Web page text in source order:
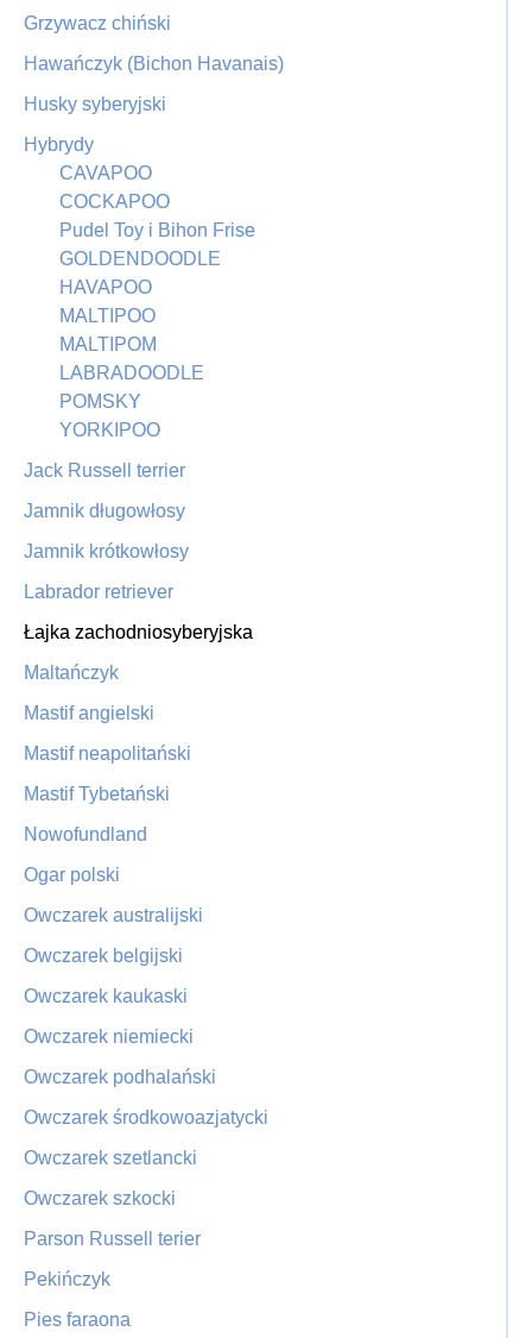
Grzywacz chiński
Hawańczyk (Bichon Havanais)
Husky syberyjski
Hybrydy
CAVAPOO
COCKAPOO
Pudel Toy i Bihon Frise
GOLDENDOODLE
HAVAPOO
MALTIPOO
MALTIPOM
LABRADOODLE
POMSKY
YORKIPOO
Jack Russell terrier
Jamnik długowłosy
Jamnik krótkowłosy
Labrador retriever
Łajka zachodniosyberyjska
Maltańczyk
Mastif angielski
Mastif neapolitański
Mastif Tybetański
Nowofundland
Ogar polski
Owczarek australijski
Owczarek belgijski
Owczarek kaukaski
Owczarek niemiecki
Owczarek podhalański
Owczarek środkowoazjatycki
Owczarek szetlancki
Owczarek szkocki
Parson Russell terier
Pekińczyk
Pies faraona